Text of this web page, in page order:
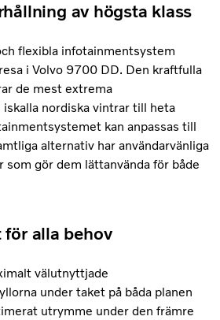
av högsta klass
flexibla infotainmentsystem
i Volvo 9700 DD. Den kraftfulla
de mest extrema
iskalla nordiska vintrar till heta
kan anpassas till
alternativ har användarvänliga
som gör dem lättanvända för både
alla behov
välutnyttjade
under taket på båda planen
utrymme under den främre